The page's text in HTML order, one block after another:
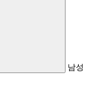
남성